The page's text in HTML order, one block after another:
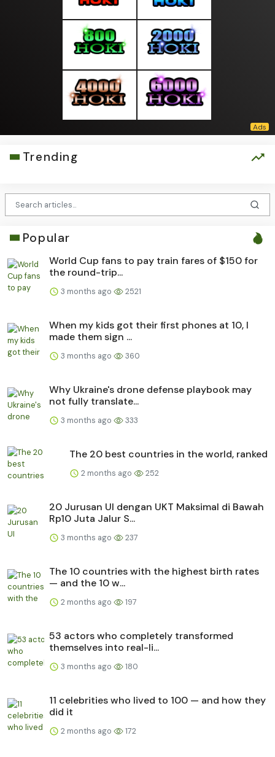
Trending
Popular
World Cup fans to pay train fares of $150 for
the round-trip...
3 months ago 2521
When my kids got their first phones at 10, I
made them sign ...
3 months ago 360
Why Ukraine's drone defense playbook may
not fully translate...
3 months ago 333
The 20 best countries in the world, ranked
2 months ago 252
20 Jurusan UI dengan UKT Maksimal di Bawah
Rp10 Juta Jalur S...
3 months ago 237
The 10 countries with the highest birth rates
— and the 10 w...
2 months ago 197
53 actors who completely transformed
themselves into real-li...
3 months ago 180
11 celebrities who lived to 100 — and how they
did it
2 months ago 172